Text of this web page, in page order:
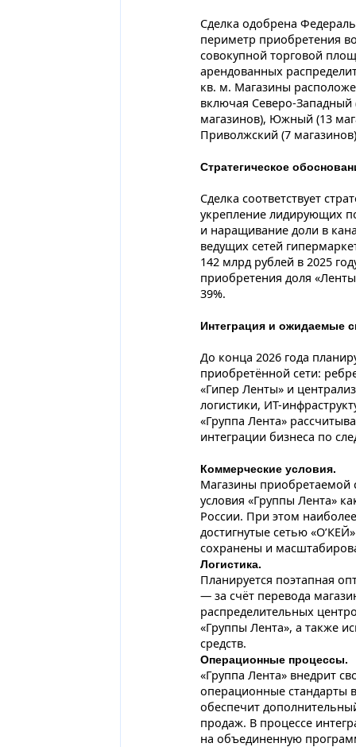
Сделка одобрена
периметр приобретения
совокупной торговой
арендованных
кв. м. Магазины
включая Северо-Западный
магазинов), Южный (13
Приволжский (7
Стратегическое
Сделка соответствует
укрепление лидирующих
и наращивание доли в
ведущих сетей
142 млрд рублей в 2025
приобретения доля
39%.
Интеграция и ожидаемые
До конца 2026 года
приобретённой сети:
«Гипер Ленты» и
логистики, ИТ-
«Группа Лента»
интеграции бизнеса по
Коммерческие условия.
Магазины приобретаемой
условия «Группы Лента»
России. При этом
достигнутые сетью
сохранены и
Логистика.
Планируется поэтапная
— за счёт перевода
распределительных
«Группы Лента», а также
средств.
Операционные процессы.
«Группа Лента» внедрит
операционные стандарты
обеспечит
продаж. В процессе
на объединенную